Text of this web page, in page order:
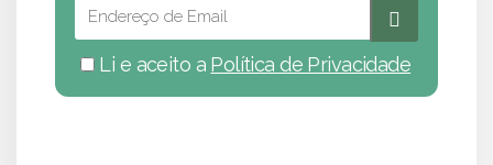
Li e aceito a Política de Privacidade